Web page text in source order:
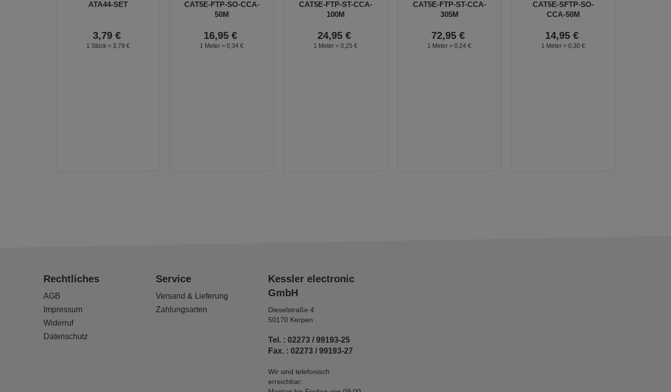
ATA44-SET
3,79 €
1 Stück = 3, 79 €
CAT5E-FTP-SO-CCA-
50M
16,95 €
1 Meter = 0, 34 €
CAT5E-FTP-ST-CCA-
100M
24,95 €
1 Meter = 0, 25 €
CAT5E-FTP-ST-CCA-
305M
72,95 €
1 Meter = 0, 24 €
CAT5E-SFTP-SO-
CCA-50M
14,95 €
1 Meter = 0, 30 €
Rechtliches
AGB
Impressum
Widerruf
Datenschutz
Service
Versand & Lieferung
Zahlungsarten
Kessler electronic
GmbH
Dieselstraße 4
50170 Kerpen
Tel. : 02273 / 99193-25
Fax. : 02273 / 99193-27
Wir sind telefonisch
erreichbar: